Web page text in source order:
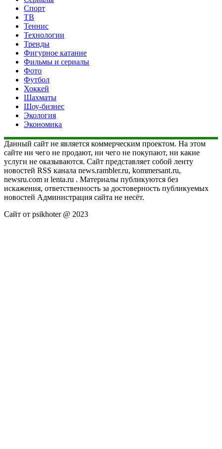
Спорт
ТВ
Теннис
Технологии
Тренды
Фигурное катание
Фильмы и сериалы
Фото
Футбол
Хоккей
Шахматы
Шоу-бизнес
Экология
Экономика
Данный сайт не является коммерческим проектом. На этом
сайте ни чего не продают, ни чего не покупают, ни какие
услуги не оказываются. Сайт представляет собой ленту
новостей RSS канала news.rambler.ru, kommersant.ru,
newsru.com и lenta.ru . Материалы публикуются без
искажения, ответственность за достоверность публикуемых
новостей Администрация сайта не несёт.
Сайт от psikhoter @ 2023